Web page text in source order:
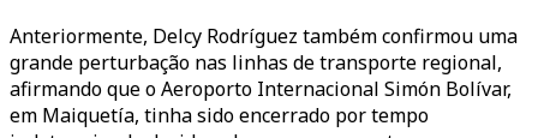
Anteriormente, Delcy Rodríguez também confirmou uma
grande perturbação nas linhas de transporte regional,
afirmando que o Aeroporto Internacional Simón Bolívar,
em Maiquetía, tinha sido encerrado por tempo